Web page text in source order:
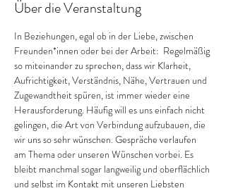
Über die Veranstaltung
In Beziehungen, egal ob in der Liebe, zwischen
Freunden*innen oder bei der Arbeit:  Regelmäßig
so miteinander zu sprechen, dass wir Klarheit,
Aufrichtigkeit, Verständnis, Nähe, Vertrauen und
Zugewandtheit spüren, ist immer wieder eine
Herausforderung. Häufig will es uns einfach nicht
gelingen, die Art von Verbindung aufzubauen, die
wir uns so sehr wünschen. Gespräche verlaufen
am Thema oder unseren Wünschen vorbei. Es
bleibt manchmal sogar langweilig und oberflächlich
und selbst im Kontakt mit unseren Liebsten